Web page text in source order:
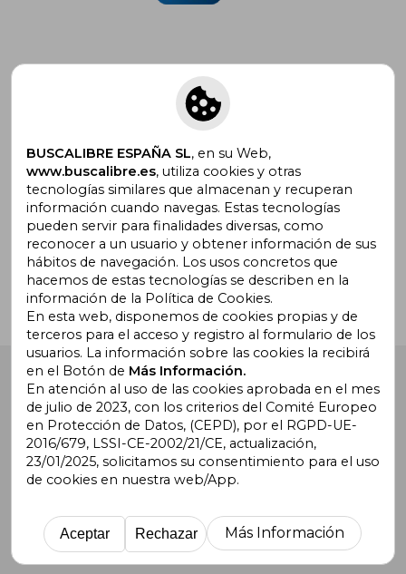
Suscríbete para recibir ofertas y
promociones
¿Necesitas ayuda?
Ir a Centro de Soporte
Buscalibre España. Calle Energía, 65, Nave 3 (08940),
Cornellà de Llobregat, Barcelona. Derechos Reservados.
Buscalibre Argentina| Buscalibre Chile
Buscalibre Uruguay|Buscalibre México|Buscalibre
Perú
|Buscalibre Estados Unidos|Buscalibre Otros
Países|Bookdelivery Reino Unido
BUSCALIBRE ESPAÑA SL, en su Web,
www.buscalibre.es, utiliza cookies y otras
tecnologías similares que almacenan y recuperan
información cuando navegas. Estas tecnologías
pueden servir para finalidades diversas, como
reconocer a un usuario y obtener información de sus
hábitos de navegación. Los usos concretos que
hacemos de estas tecnologías se describen en la
información de la Política de Cookies.
En esta web, disponemos de cookies propias y de
terceros para el acceso y registro al formulario de los
usuarios. La información sobre las cookies la recibirá
en el Botón de Más Información.
En atención al uso de las cookies aprobada en el mes
de julio de 2023, con los criterios del Comité Europeo
en Protección de Datos, (CEPD), por el RGPD-UE-
2016/679, LSSI-CE-2002/21/CE, actualización,
23/01/2025, solicitamos su consentimiento para el uso
de cookies en nuestra web/App.
Aceptar Rechazar Más Información